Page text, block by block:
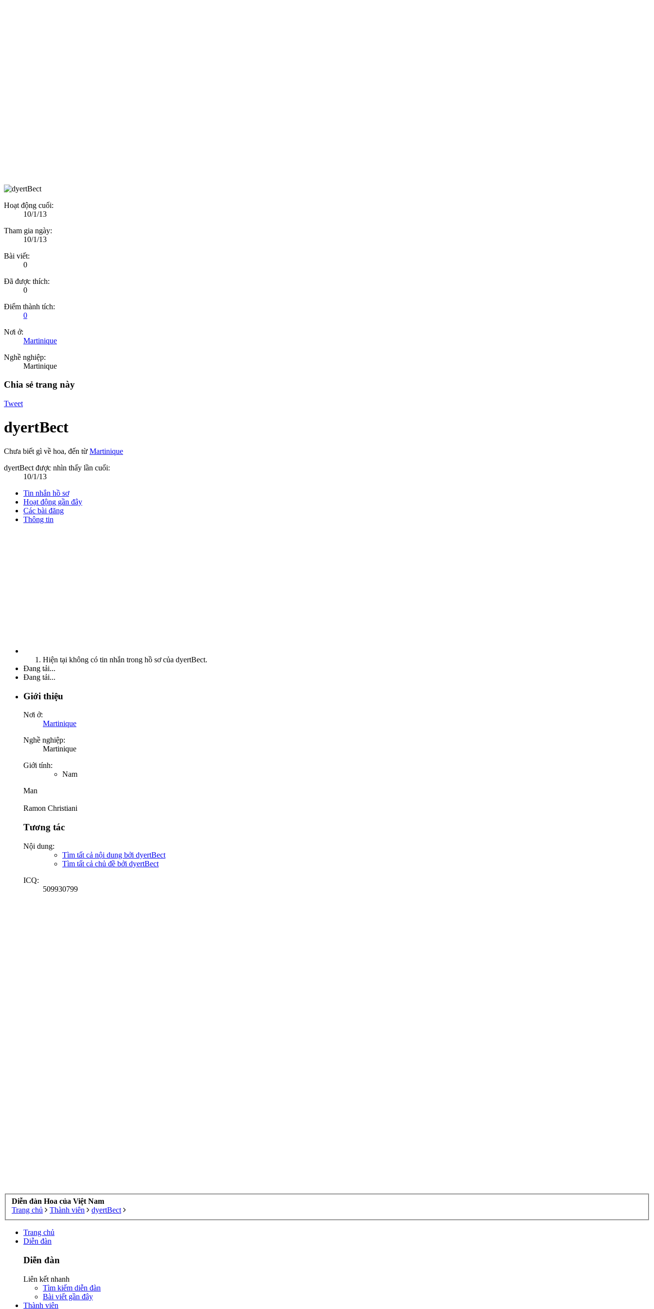
Hoạt động cuối:
10/1/13
Tham gia ngày:
10/1/13
Bài viết:
0
Đã được thích:
0
Điểm thành tích:
0
Nơi ở:
Martinique
Nghề nghiệp:
Martinique
Chia sẻ trang này
Tweet
dyertBect
Chưa biết gì về hoa, đến từ Martinique
dyertBect được nhìn thấy lần cuối:
10/1/13
Tin nhắn hồ sơ
Hoạt động gần đây
Các bài đăng
Thông tin
Hiện tại không có tin nhắn trong hồ sơ của dyertBect.
Đang tải...
Đang tải...
Giới thiệu
Nơi ở:
Martinique
Nghề nghiệp:
Martinique
Giới tính:
Nam
Man
Ramon Christiani
Tương tác
Nội dung:
Tìm tất cả nội dung bởi dyertBect
Tìm tất cả chủ đề bởi dyertBect
ICQ:
509930799
Diễn đàn Hoa của Việt Nam
Trang chủ
Thành viên dyertBect
Trang chủ
Diễn đàn
Diễn đàn
Liên kết nhanh
Tìm kiếm diễn đàn
Bài viết gần đây
Thành viên